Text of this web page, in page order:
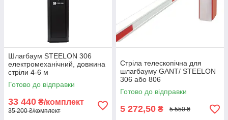
Шлагбаум STEELON 306
електромеханічний, довжина
стріли 4-6 м
Готово до відправки
33 440 ₴/комплект
35 200 ₴/комплект
Стріла телескопічна для
шлагбауму GANT/ STEELON
306 або 806
Готово до відправки
5 272,50 ₴ 5 550 ₴